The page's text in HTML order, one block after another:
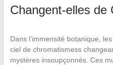
Changent-elles de
Dans l’immensité botanique,
ciel de chromatismess
mystères insoupçonnés. Ces